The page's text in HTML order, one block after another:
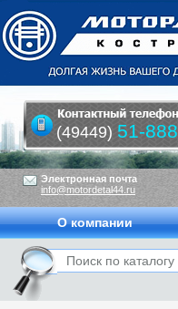
Электронная почта
info@motordetal44.ru
(49449) 51-888
О компании